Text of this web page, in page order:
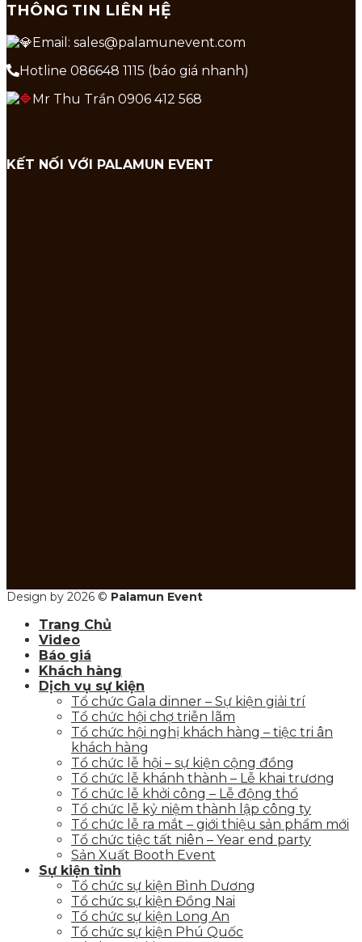
THÔNG TIN LIÊN HỆ
Email: sales@palamunevent.com
Hotline 086648 1115 (báo giá nhanh)
Mr Thu Trần 0906 412 568
KẾT NỐI VỚI PALAMUN EVENT
Design by 2026 © Palamun Event
Trang Chủ
Video
Báo giá
Khách hàng
Dịch vụ sự kiện
Tổ chức Gala dinner – Sự kiện giải trí
Tổ chức hội chợ triễn lãm
Tổ chức hội nghị khách hàng – tiệc tri ân
khách hàng
Tổ chức lễ hội – sự kiện cộng đồng
Tổ chức lễ khánh thành – Lễ khai trương
Tổ chức lễ khởi công – Lễ động thổ
Tổ chức lễ kỷ niệm thành lập công ty
Tổ chức lễ ra mắt – giới thiệu sản phẩm mới
Tổ chức tiệc tất niên – Year end party
Sản Xuất Booth Event
Sự kiện tỉnh
Tổ chức sự kiện Bình Dương
Tổ chức sự kiện Đồng Nai
Tổ chức sự kiện Long An
Tổ chức sự kiện Phú Quốc